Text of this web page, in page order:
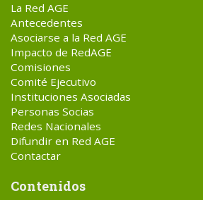
La Red AGE
Antecedentes
Asociarse a la Red AGE
Impacto de RedAGE
Comisiones
Comité Ejecutivo
Instituciones Asociadas
Personas Socias
Redes Nacionales
Difundir en Red AGE
Contactar
Contenidos